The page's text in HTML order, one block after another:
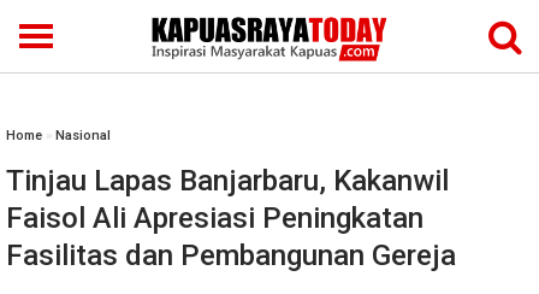
Home » Nasional
Tinjau Lapas Banjarbaru, Kakanwil
Faisol Ali Apresiasi Peningkatan
Fasilitas dan Pembangunan Gereja